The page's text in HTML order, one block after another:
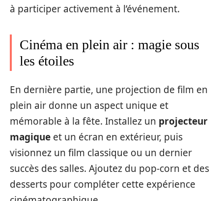
à participer activement à l’événement.
Cinéma en plein air : magie sous
les étoiles
En dernière partie, une projection de film en
plein air donne un aspect unique et
mémorable à la fête. Installez un projecteur
magique et un écran en extérieur, puis
visionnez un film classique ou un dernier
succès des salles. Ajoutez du pop-corn et des
desserts pour compléter cette expérience